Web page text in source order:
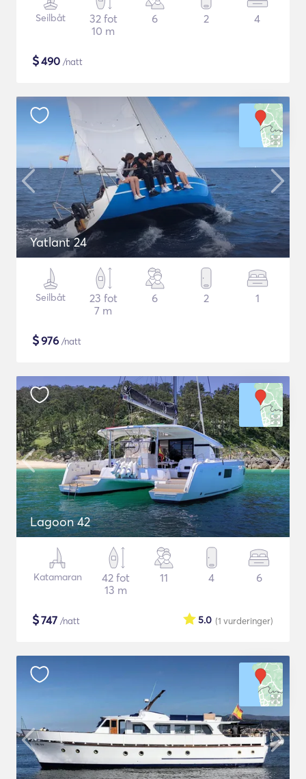
Seilbåt
32 fot
10 m
6 2 4
$490 /natt
Yatlant 24
Seilbåt
23 fot
7 m
6 2 1
$976 /natt
Lagoon 42
Katamaran
42 fot
13 m
11 4 6
$747 /natt (1 vurderinger)
5.0